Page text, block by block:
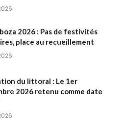
2026 : Pas de festivités
place au recueillement
du littoral : Le 1er
2026 retenu comme date